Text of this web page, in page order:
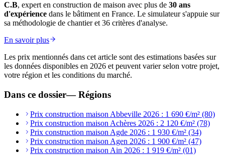
C.B, expert en construction de maison avec plus de 30 ans
d'expérience dans le bâtiment en France. Le simulateur s'appuie sur
sa méthodologie de chantier et 36 critères d'analyse.
En savoir plus
Les prix mentionnés dans cet article sont des estimations basées sur
les données disponibles en 2026 et peuvent varier selon votre projet,
votre région et les conditions du marché.
Dans ce dossier—Régions
Prix construction maison Abbeville 2026 : 1 690 €/m² (80)
Prix construction maison Achères 2026 : 2 120 €/m² (78)
Prix construction maison Agde 2026 : 1 930 €/m² (34)
Prix construction maison Agen 2026 : 1 900 €/m² (47)
Prix construction maison Ain 2026 : 1 919 €/m² (01)